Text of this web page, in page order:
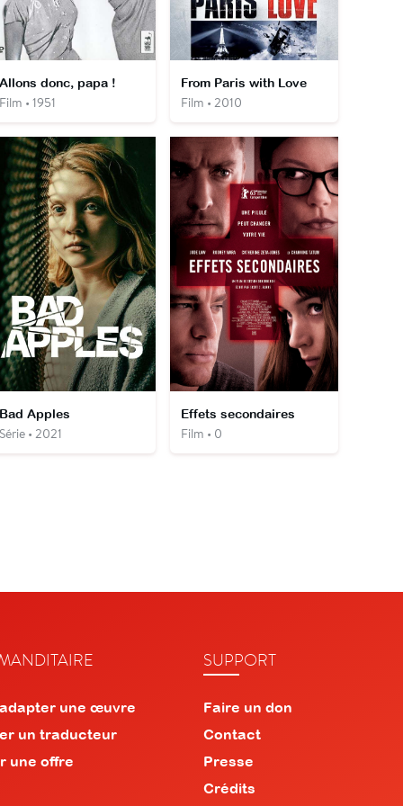
donc, papa !
• 1951
From Paris with Love
Film • 2010
Apples
• 2021
Effets secondaires
Film • 0
une œuvre
un traducteur
une offre
SUPPORT
Faire un don
Contact
Presse
Crédits